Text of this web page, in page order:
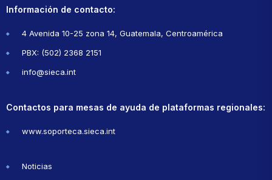
Información de contacto:
4 Avenida 10-25 zona 14, Guatemala, Centroamérica
PBX: (502) 2368 2151
info@sieca.int
Contactos para mesas de ayuda de plataformas regionales:
www.soporteca.sieca.int
Noticias